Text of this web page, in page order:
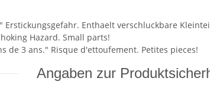
Enthaelt verschluckbare
Hazard. Small parts!
de 3 ans." Risque d'ettoufement. Petites pieces!
Angaben zur